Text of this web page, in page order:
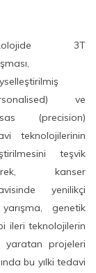
3T
ve
(precision)
teknolojilerinin
teşvik
kanser
yenilikçi
genetik
ileri teknolojilerin
yaratan projeleri
bu yılki tedavi